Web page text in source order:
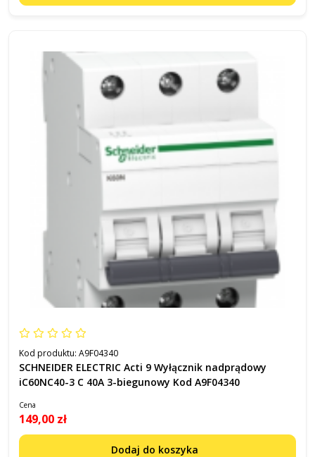
Kod produktu: A9F04340
SCHNEIDER ELECTRIC Acti 9 Wyłącznik nadprądowy
iC60NC40-3 C 40A 3-biegunowy Kod A9F04340
Cena
149,00 zł
Dodaj do koszyka